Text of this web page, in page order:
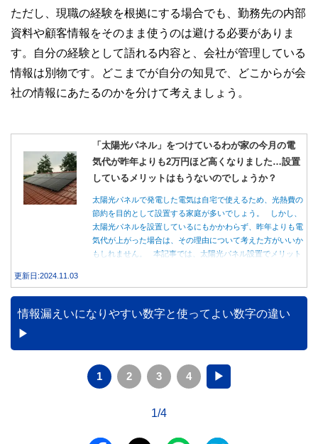
ただし、現職の経験を根拠にする場合でも、勤務先の内部
資料や顧客情報をそのまま使うのは避ける必要がありま
す。自分の経験として語れる内容と、会社が管理している
情報は別物です。どこまでが自分の知見で、どこからが会
社の情報にあたるのかを分けて考えましょう。
「太陽光パネル」をつけているわが家の今月の電
気代が昨年よりも2万円ほど高くなりました…設置
しているメリットはもうないのでしょうか？
太陽光パネルで発電した電気は自宅で使えるため、光熱費の
節約を目的として設置する家庭が多いでしょう。 しかし、
太陽光パネルを設置しているにもかかわらず、昨年よりも電
気代が上がった場合は、その理由について考えた方がいいか
もしれません。 本記事では、太陽光パネル設置でメリット
更新日:2024.11.03
情報漏えいになりやすい数字と使ってよい数字の違い
1 2 3 4 ▶
1/4